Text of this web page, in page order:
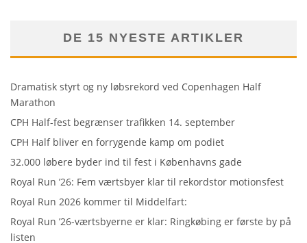
DE 15 NYESTE ARTIKLER
Dramatisk styrt og ny løbsrekord ved Copenhagen Half
Marathon
CPH Half-fest begrænser trafikken 14. september
CPH Half bliver en forrygende kamp om podiet
32.000 løbere byder ind til fest i Københavns gade
Royal Run ’26: Fem værtsbyer klar til rekordstor motionsfest
Royal Run 2026 kommer til Middelfart:
Royal Run ’26-værtsbyerne er klar: Ringkøbing er første by på
listen